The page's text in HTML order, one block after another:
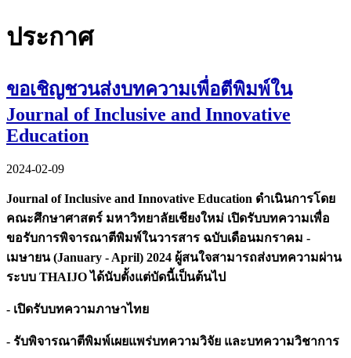
ประกาศ
ขอเชิญชวนส่งบทความเพื่อตีพิมพ์ใน
Journal of Inclusive and Innovative
Education
2024-02-09
Journal of Inclusive and Innovative Education ดำเนินการโดย
คณะศึกษาศาสตร์ มหาวิทยาลัยเชียงใหม่ เปิดรับบทความเพื่อ
ขอรับการพิจารณาตีพิมพ์ในวารสาร ฉบับเดือนมกราคม -
เมษายน (January - April) 2024 ผู้สนใจสามารถส่งบทความผ่าน
ระบบ THAIJO ได้นับตั้งแต่บัดนี้เป็นต้นไป
- เปิดรับบทความภาษาไทย
- รับพิจารณาตีพิมพ์เผยแพร่บทความวิจัย และบทความวิชาการ